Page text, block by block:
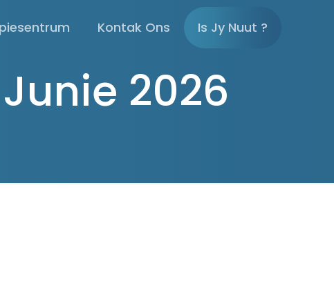
Kontak Ons Is Jy Nuut ?
2026